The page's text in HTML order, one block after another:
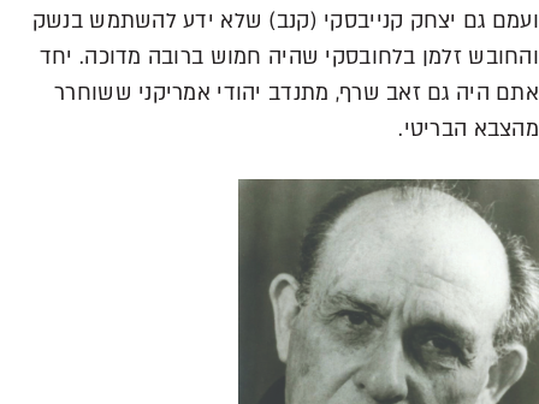
ועמם גם יצחק קנייבסקי (קנב) שלא ידע להשתמש בנשק
והחובש זלמן בלחובסקי שהיה חמוש ברובה מדוכה. יחד
אתם היה גם זאב שרף, מתנדב יהודי אמריקני ששוחרר
מהצבא הבריטי.